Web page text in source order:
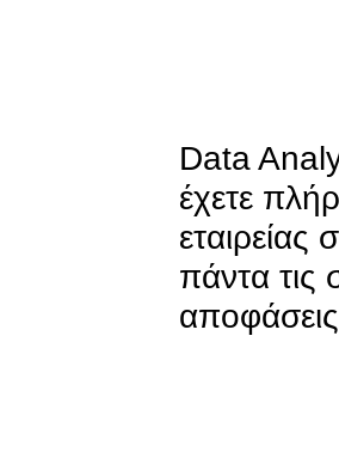
Data
έχετε
εταιρείας
πάντα τις